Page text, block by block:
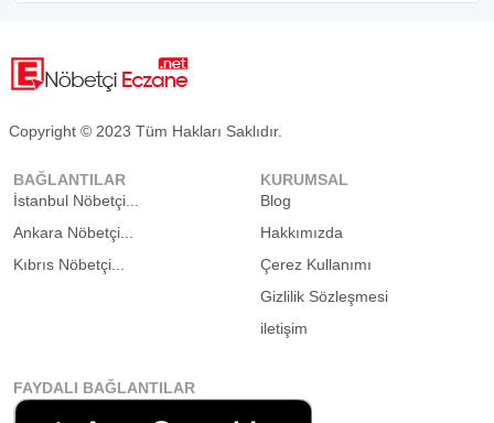
Copyright © 2023 Tüm Hakları Saklıdır.
BAĞLANTILAR
İstanbul Nöbetçi...
Ankara Nöbetçi...
Kıbrıs Nöbetçi...
KURUMSAL
Blog
Hakkımızda
Çerez Kullanımı
Gizlilik Sözleşmesi
iletişim
FAYDALI BAĞLANTILAR